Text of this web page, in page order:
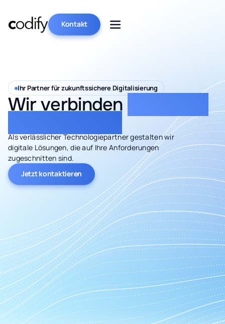
Kontakt
Ihr Partner für zukunftssichere Digitalisierung
Wir verbinden Erfahrung
Als verlässlicher Technologiepartner gestalten wir
digitale Lösungen, die auf Ihre Anforderungen
zugeschnitten sind.
Jetzt kontaktieren